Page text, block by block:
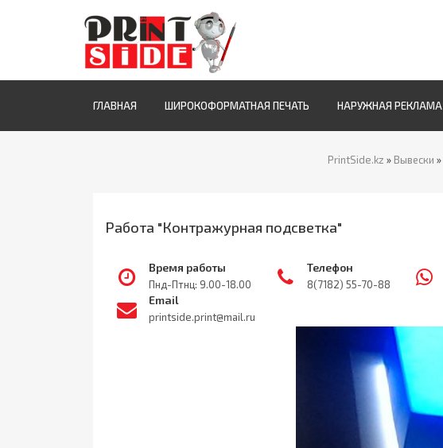
ГЛАВНАЯ ШИРОКОФОРМАТНАЯ ПЕЧАТЬ НАРУЖНАЯ РЕКЛАМА
PrintSide.kz »Вывески »
Работа "Контражурная подсветка"
Время работы
Пнд-Птнц: 9.00-18.00
Телефон
8(7182) 55-70-88
Email
printside.print@mail.ru